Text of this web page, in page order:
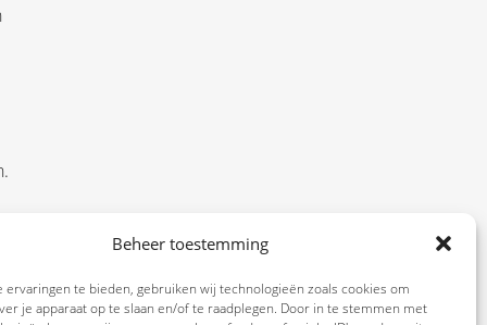
Beheer toestemming
ervaringen te bieden, gebruiken wij technologieën zoals cookies om
je apparaat op te slaan en/of te raadplegen. Door in te stemmen met
u